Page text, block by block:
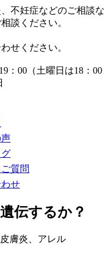
不妊症などのご相談
談ください。
せください。
：00（土曜日は18：00
質問
せ
伝するか？
膚炎、アレル